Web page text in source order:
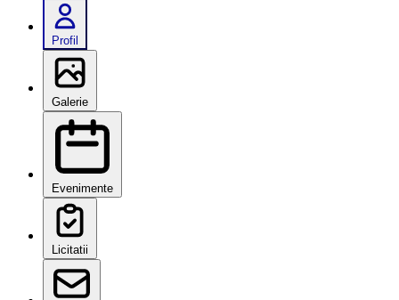
Profil
Galerie
Evenimente
Licitatii